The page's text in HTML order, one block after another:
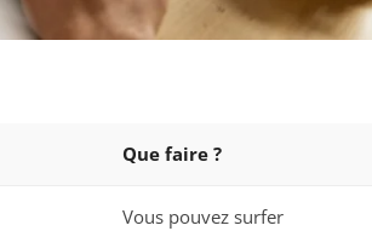
Que faire ?
Vous pouvez surfer